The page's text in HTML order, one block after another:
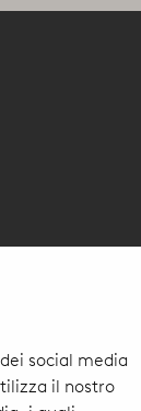
social media
il nostro